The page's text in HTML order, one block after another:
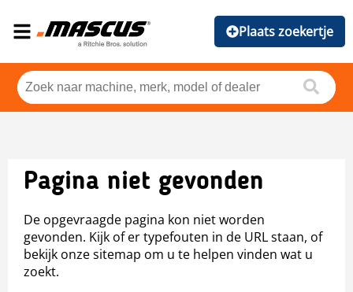
Plaats zoekertje
Pagina niet gevonden
De opgevraagde pagina kon niet worden
gevonden. Kijk of er typefouten in de URL staan, of
bekijk onze sitemap om u te helpen vinden wat u
zoekt.